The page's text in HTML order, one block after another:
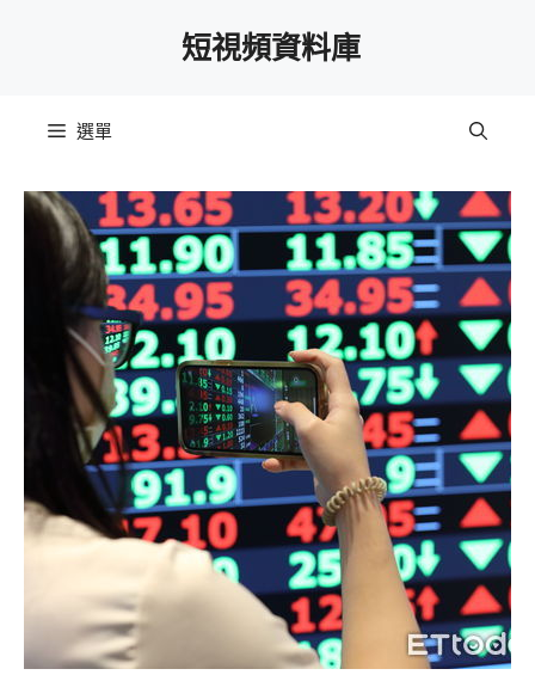
短視頻資料庫
選單